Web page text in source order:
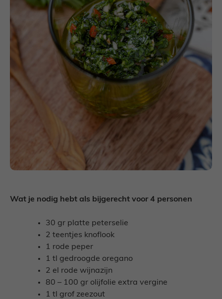
Wat je nodig hebt als bijgerecht voor 4 personen
30 gr platte peterselie
2 teentjes knoflook
1 rode peper
1 tl gedroogde oregano
2 el rode wijnazijn
80 – 100 gr olijfolie extra vergine
1 tl grof zeezout